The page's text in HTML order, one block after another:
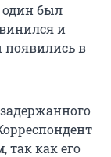
один был
и
появились в
так как его